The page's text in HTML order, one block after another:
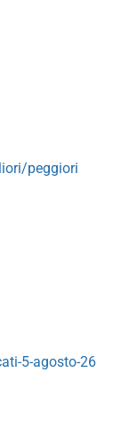
peggiori
5-agosto-26